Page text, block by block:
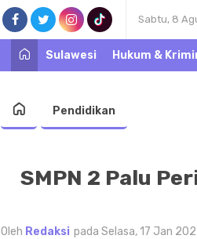
Sabtu, 8
Sulawesi
Hukum &
Pendidikan
SMPN 2 Palu
Oleh Redaksi pada Selasa, 17 Jan